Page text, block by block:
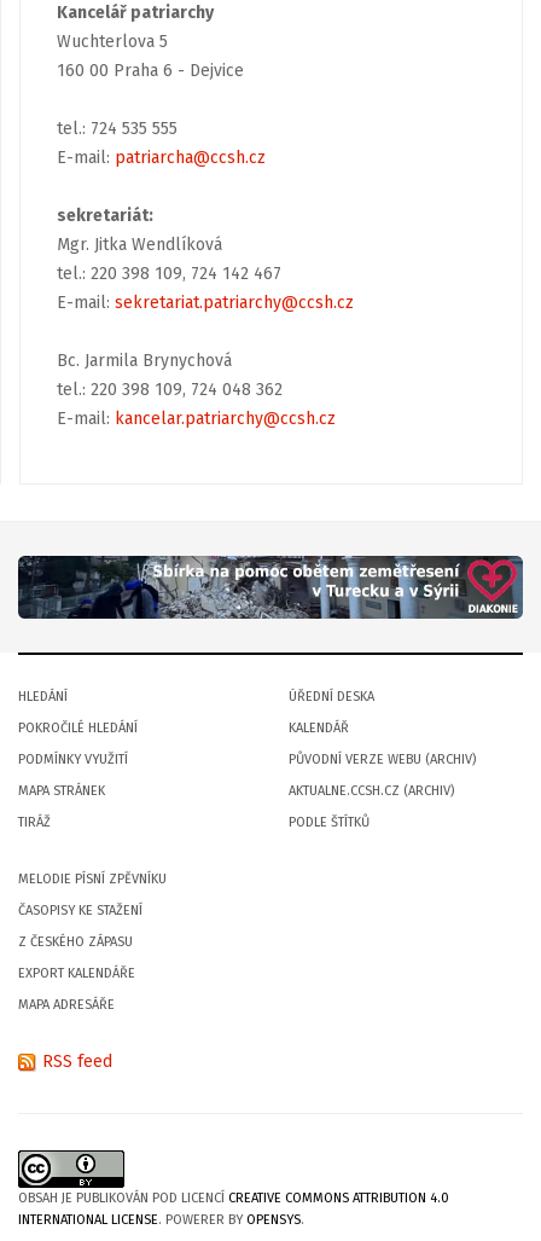
Kancelář patriarchy
Wuchterlova 5
160 00 Praha 6 - Dejvice
tel.: 724 535 555
E-mail: patriarcha@ccsh.cz
sekretariát:
Mgr. Jitka Wendlíková
tel.: 220 398 109, 724 142 467
E-mail: sekretariat.patriarchy@ccsh.cz
Bc. Jarmila Brynychová
tel.: 220 398 109, 724 048 362
E-mail: kancelar.patriarchy@ccsh.cz
HLEDÁNÍ
POKROČILÉ HLEDÁNÍ
PODMÍNKY VYUŽITÍ
MAPA STRÁNEK
TIRÁŽ
ÚŘEDNÍ DESKA
KALENDÁŘ
PŮVODNÍ VERZE WEBU (ARCHIV)
AKTUALNE.CCSH.CZ (ARCHIV)
PODLE ŠTÍTKŮ
MELODIE PÍSNÍ ZPĚVNÍKU
ČASOPISY KE STAŽENÍ
Z ČESKÉHO ZÁPASU
EXPORT KALENDÁŘE
MAPA ADRESÁŘE
RSS feed
OBSAH JE PUBLIKOVÁN POD LICENCÍ CREATIVE COMMONS ATTRIBUTION 4.0
INTERNATIONAL LICENSE. POWERER BYOPENSYS.